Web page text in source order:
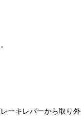
ーキレバーから取り外